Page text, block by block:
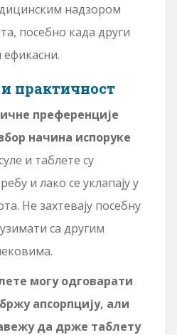
надзором
посебно када други
практичност
преференције
начина испоруке
и таблете су
и лако се уклапају у
Не захтевају посебну
са другим
могу одговарати
апсорпцију, али
да држе таблету